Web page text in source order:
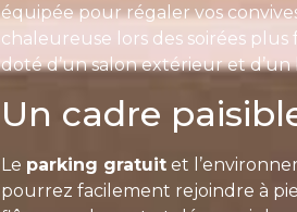
équipée pour régaler vos
chaleureuse lors des soirées plus
doté d’un salon extérieur et
Un cadre
Le parking gratuit et
pourrez facilement rejoindre à